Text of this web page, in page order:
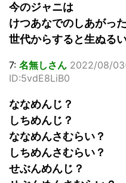
今のジャニは
けつあなでのしあがった
世代からすると生ぬる
7: 名無しさん 2022/08/
ID:5vdE8LiB0
ななめんじ？
しちめんじ？
ななめんさむらい？
しちめんさむらい？
せぶんめんじ？